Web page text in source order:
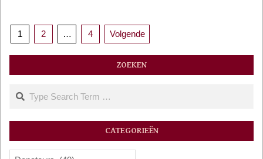
Berichten
paginering
1 2 … 4 Volgende
ZOEKEN
Search
CATEGORIEËN
Categorieën